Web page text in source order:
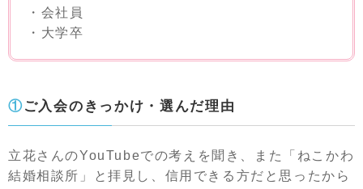
・会社員
・大学卒
①ご入会のきっかけ・選んだ理由
立花さんのYouTubeでの考えを聞き、また「ねこかわ
結婚相談所」と拝見し、信用できる方だと思ったから